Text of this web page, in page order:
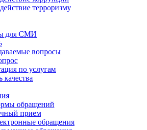
терроризму
для СМИ
вопросы
по услугам
качества
обращений
прием
обращения